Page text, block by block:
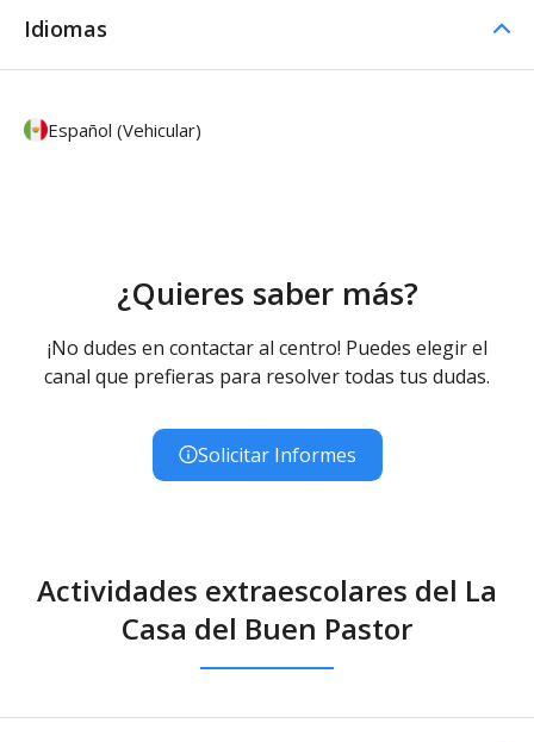
Idiomas
Español (Vehicular)
¿Quieres saber más?
¡No dudes en contactar al centro! Puedes elegir el
canal que prefieras para resolver todas tus dudas.
Solicitar Informes
Actividades extraescolares del La
Casa del Buen Pastor